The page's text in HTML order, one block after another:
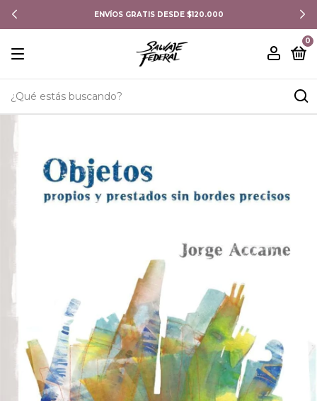
ENVÍOS GRATIS DESDE $120.000
0